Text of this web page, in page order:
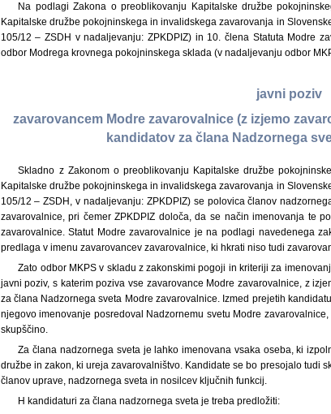
Na podlagi Zakona o preoblikovanju Kapitalske družbe
Kapitalske družbe pokojninskega in invalidskega zavarovanja in
105/12 – ZSDH v nadaljevanju: ZPKDPIZ) in 10. člena Statuta Modre
odbor Modrega krovnega pokojninskega sklada (v nadaljevanju odbor
javni poziv
zavarovancem Modre zavarovalnice (z izjemo
kandidatov za člana Nadzornega
Skladno z Zakonom o preoblikovanju Kapitalske družbe
Kapitalske družbe pokojninskega in invalidskega zavarovanja in
105/12 – ZSDH, v nadaljevanju: ZPKDPIZ) se polovica članov
zavarovalnice, pri čemer ZPKDPIZ določa, da se način imenovanja te
zavarovalnice. Statut Modre zavarovalnice je na podlagi navedenega
predlaga v imenu zavarovancev zavarovalnice, ki hkrati niso tudi
Zato odbor MKPS v skladu z zakonskimi pogoji in kriteriji za
javni poziv, s katerim poziva vse zavarovance Modre zavarovalnice, z
za člana Nadzornega sveta Modre zavarovalnice. Izmed prejetih
njegovo imenovanje posredoval Nadzornemu svetu Modre
skupščino.
Za člana nadzornega sveta je lahko imenovana vsaka oseba, ki
družbe in zakon, ki ureja zavarovalništvo. Kandidate se bo presojalo tudi
članov uprave, nadzornega sveta in nosilcev ključnih funkcij.
H kandidaturi za člana nadzornega sveta je treba predložiti: